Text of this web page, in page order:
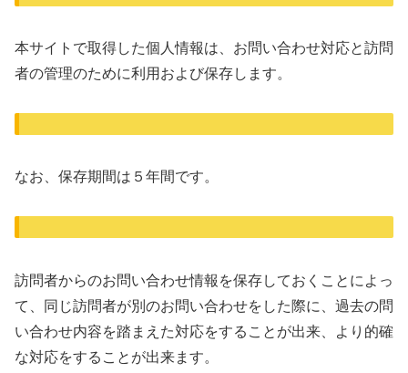
本サイトで取得した個人情報は、お問い合わせ対応と訪問
者の管理のために利用および保存します。
なお、保存期間は５年間です。
訪問者からのお問い合わせ情報を保存しておくことによっ
て、同じ訪問者が別のお問い合わせをした際に、過去の問
い合わせ内容を踏まえた対応をすることが出来、より的確
な対応をすることが出来ます。